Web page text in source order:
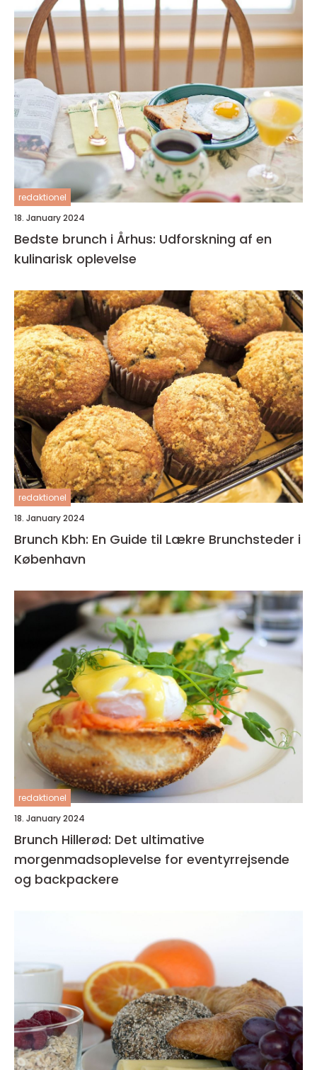
redaktionel
18. January 2024
Bedste brunch i Århus: Udforskning af en
kulinarisk oplevelse
redaktionel
18. January 2024
Brunch Kbh: En Guide til Lækre Brunchsteder i
København
redaktionel
18. January 2024
Brunch Hillerød: Det ultimative
morgenmadsoplevelse for eventyrrejsende
og backpackere